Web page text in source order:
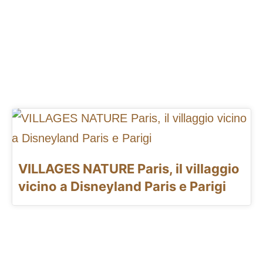
VILLAGES NATURE Paris, il villaggio
vicino a Disneyland Paris e Parigi